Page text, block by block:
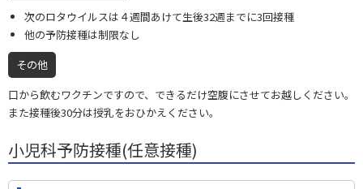
次のロタウイルスは４週間あけて生後32週までに3回接種
他の予防接種は制限なし
その他
口から飲むワクチンですので、できるだけ空腹にさせてお越しください。
また接種後30分は授乳をおひかえください。
小児科予防接種(任意接種)